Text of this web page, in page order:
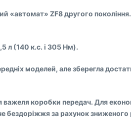
«автомат» ZF8 другого
л (140 к.с. і 305 Нм).
моделей, але зберегла
важеля коробки передач. Для
бездоріжжя за рахунок зниженого